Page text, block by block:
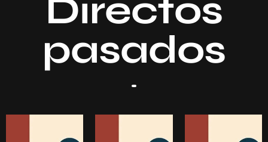
Directos
pasados